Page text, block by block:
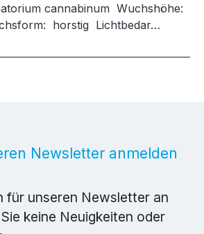
cannabinum Wuchshöhe:
horstig Lichtbedar…
Newsletter anmelden
für unseren Newsletter an
keine Neuigkeiten oder